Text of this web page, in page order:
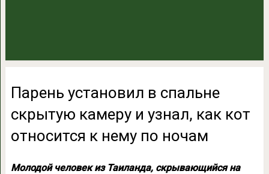
Парень установил в спальне
скрытую камеру и узнал, как кот
относится к нему по ночам
Молодой человек из Таиланда, скрывающийся на